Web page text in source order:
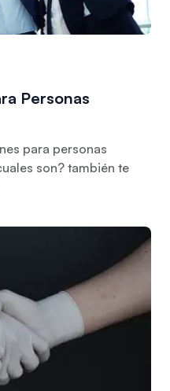
Personas
para personas
son? también te